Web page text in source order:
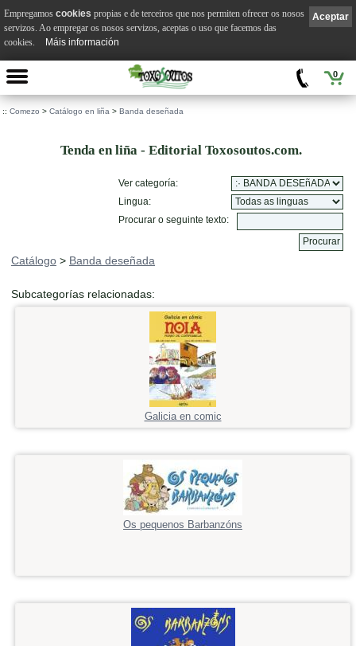
0
:: Comezo > Catálogo en liña > Banda deseñada
Tenda en liña - Editorial Toxosoutos.com.
Ver categoría:
Lingua:
Procurar o seguinte texto:
Catálogo > Banda deseñada
Subcategorías relacionadas:
Galicia en comic
Os pequenos Barbanzóns
Aceptar
Empregamos cookies propias e de terceiros que nos permiten ofrecer os nosos
servizos. Ao empregar os nosos servizos, aceptas o uso que facemos das
cookies.
Máis información